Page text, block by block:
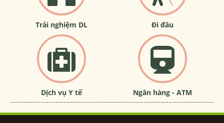
Trải nghiệm DL Đi đâu
Dịch vụ Y tế Ngân hàng - ATM